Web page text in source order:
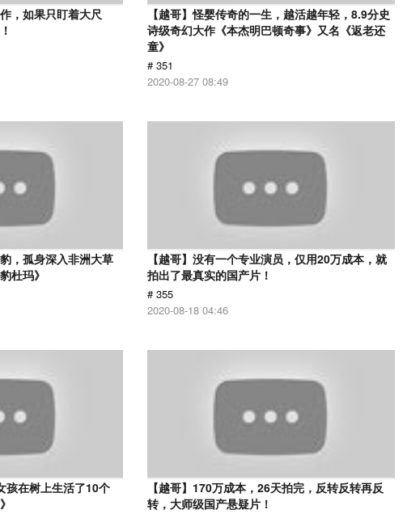
，如果只盯着大尺
【越哥】怪婴传奇的一生，越活越年轻，8.9分史
诗级奇幻大作《本杰明巴顿奇事》又名《返老还
童》
# 351
2020-08-27 08:49
，孤身深入非洲大草
杜玛》
【越哥】没有一个专业演员，仅用20万成本，就
拍出了最真实的国产片！
# 355
2020-08-18 04:46
孩在树上生活了10个
【越哥】170万成本，26天拍完，反转反转再反
转，大师级国产悬疑片！